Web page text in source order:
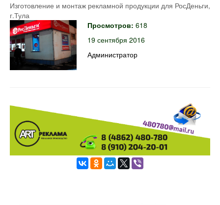
Изготовление и монтаж рекламной продукции для РосДеньги,
г.Тула
Просмотров: 618
19 сентября 2016
Администратор